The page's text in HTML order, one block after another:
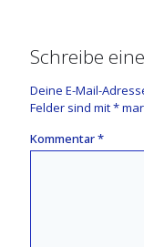
Schreibe
Deine E-Mail-
Felder sind mit*
Kommentar*